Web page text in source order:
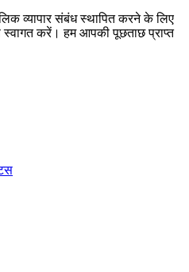
व्यापार संबंध स्थापित करने के लिए
स्वागत करें। हम आपकी पूछताछ प्राप्त